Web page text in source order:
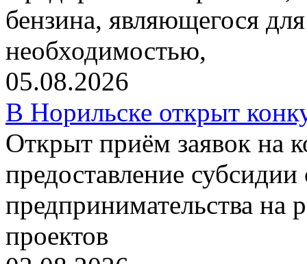
бензина, являющегося
необходимостью,
05.08.2026
В Норильске открыт
Открыт приём заявок на
предоставление
предпринимательства на
проектов